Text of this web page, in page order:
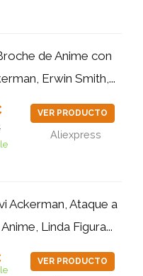
de Anime con
Erwin Smith,...
VER PRODUCTO
Aliexpress
Ackerman, Ataque a
Linda Figura...
VER PRODUCTO